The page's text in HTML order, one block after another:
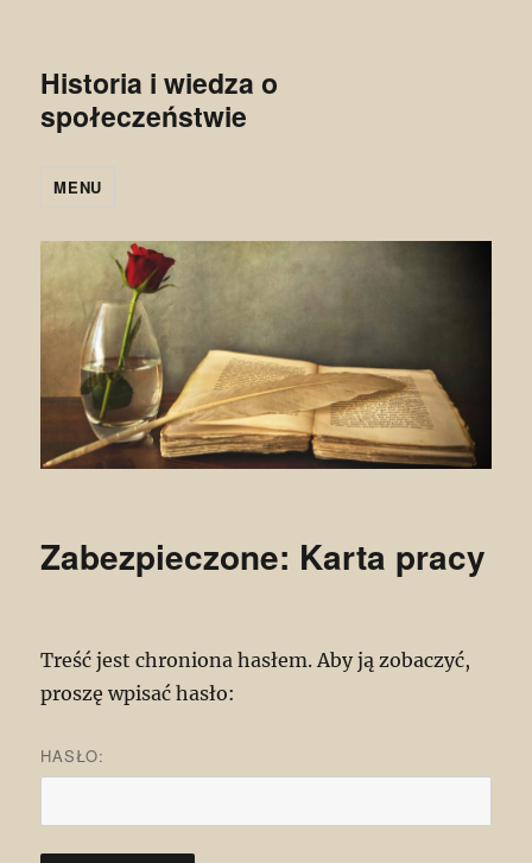
Historia i wiedza o
społeczeństwie
MENU
Zabezpieczone: Karta pracy
Treść jest chroniona hasłem. Aby ją zobaczyć,
proszę wpisać hasło:
HASŁO: